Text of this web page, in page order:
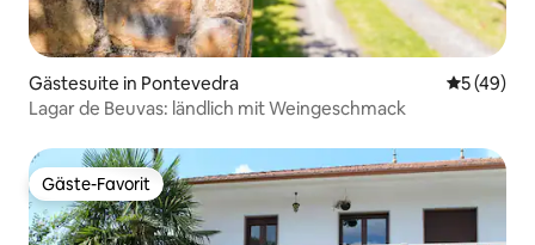
Gästesuite in Pontevedra
5 (49)
Lagar de Beuvas: ländlich mit Weingeschmack
Gäste-Favorit
Gäste-Favorit